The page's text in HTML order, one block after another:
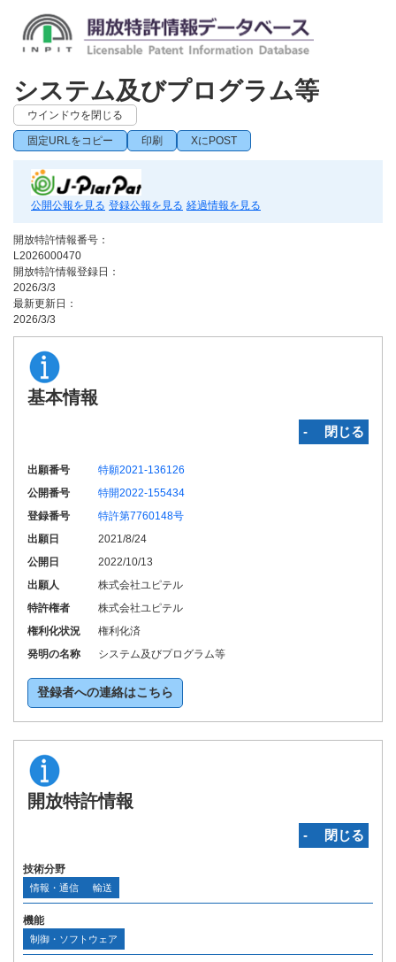
システム及びプログラム等
ウインドウを閉じる
固定URLをコピー 印刷 XにPOST
公開公報を見る 登録公報を見る 経過情報を見る
開放特許情報番号：
L2026000470
開放特許情報登録日：
2026/3/3
最新更新日：
2026/3/3
基本情報
‐ 閉じる
出願番号
特願2021-136126
公開番号
特開2022-155434
登録番号
特許第7760148号
出願日
2021/8/24
公開日
2022/10/13
出願人
株式会社ユピテル
特許権者
株式会社ユピテル
権利化状況
権利化済
発明の名称
システム及びプログラム等
登録者への連絡はこちら
開放特許情報
‐ 閉じる
技術分野
情報・通信 輸送
機能
制御・ソフトウェア